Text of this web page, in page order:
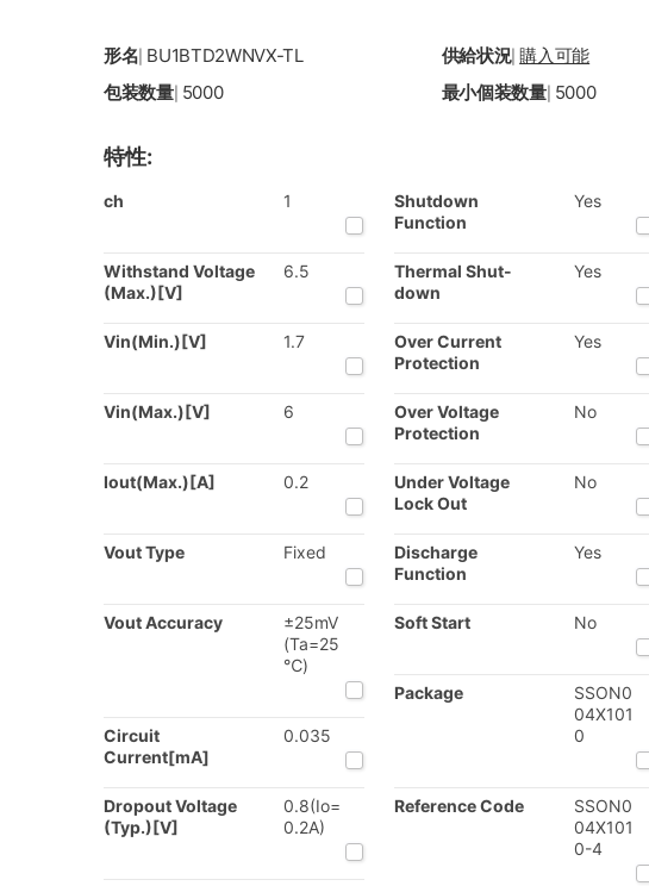
形名 BU1BTD2WNVX-TL 供給状況|購入可能
包装数量| 5000 最小個装数量| 5000
特性:
ch 1
Withstand Voltage
(Max.)[V]
6.5
Vin(Min.)[V] 1.7
Vin(Max.)[V] 6
Iout(Max.)[A] 0.2
Vout Type Fixed
Vout Accuracy
±25mV
(Ta=25
℃)
Circuit
Current[mA]
0.035
Dropout Voltage
(Typ.)[V]
0.8(Io=
0.2A)
Shutdown
Function
Yes
Thermal Shut-
down
Yes
Over Current
Protection
Yes
Over Voltage
Protection
No
Under Voltage
Lock Out
No
Discharge
Function
Yes
Soft Start No
Package
SSON0
04X101
0
Reference Code
SSON0
04X101
0-4